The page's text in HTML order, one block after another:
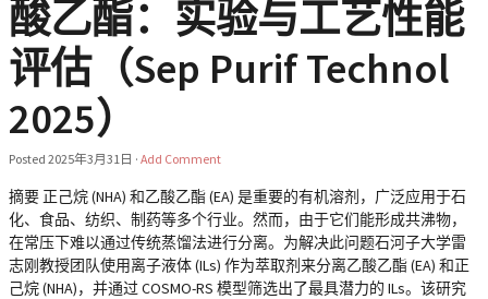
酸乙酯：实验与工艺性能
评估（Sep Purif Technol
2025）
Posted 2025年3月31日 · Add Comment
摘要 正己烷 (NHA) 和乙酸乙酯 (EA) 是重要的有机溶剂，广泛应用于石
化、食品、纺织、制药等多个行业。然而，由于它们能形成共沸物，
在常压下难以通过传统蒸馏法进行分离。为解决此问题石河子大学雷
志刚教授团队使用离子液体 (ILs) 作为萃取剂来分离乙酸乙酯 (EA) 和正
己烷 (NHA)，并通过 COSMO-RS 模型筛选出了最具潜力的 ILs。该研究